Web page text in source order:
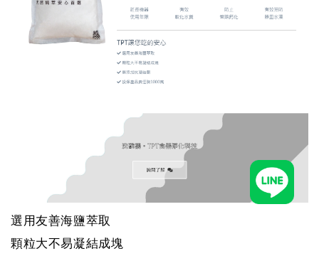
選用友善海鹽萃取
顆粒大不易凝結成塊